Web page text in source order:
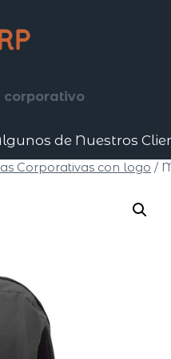
corporativo
de Nuestros
Corporativas con logo /